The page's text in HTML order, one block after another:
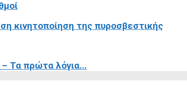
κινητοποίηση της πυροσβεστικής
Τα πρώτα λόγια...